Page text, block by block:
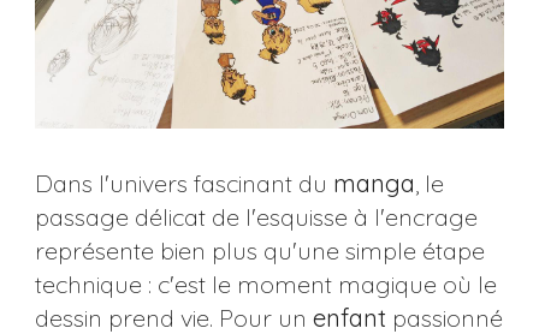
Dans l'univers fascinant du manga , le
passage délicat de l'esquisse à l'encrage
représente bien plus qu'une simple étape
technique : c'est le moment magique où le
dessin prend vie. Pour un enfant passionné